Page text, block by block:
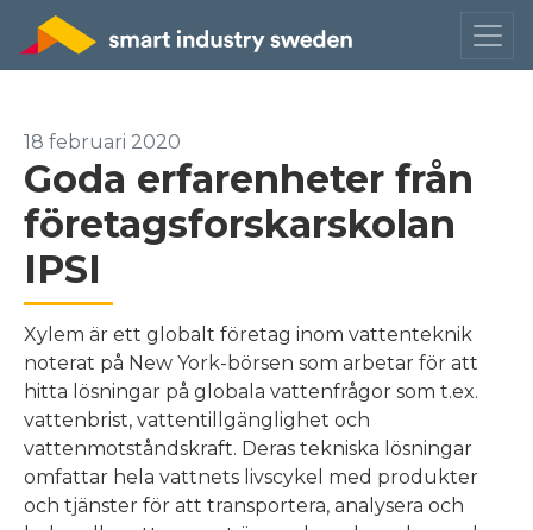
18 februari 2020
Goda erfarenheter från
företagsforskarskolan
IPSI
Xylem är ett globalt företag inom vattenteknik
noterat på New York-börsen som arbetar för att
hitta lösningar på globala vattenfrågor som t.ex.
vattenbrist, vattentillgänglighet och
vattenmotståndskraft. Deras tekniska lösningar
omfattar hela vattnets livscykel med produkter
och tjänster för att transportera, analysera och